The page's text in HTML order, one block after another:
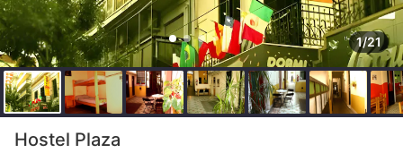
1/21
Hostel Plaza
Liczba gwiazdek: 2